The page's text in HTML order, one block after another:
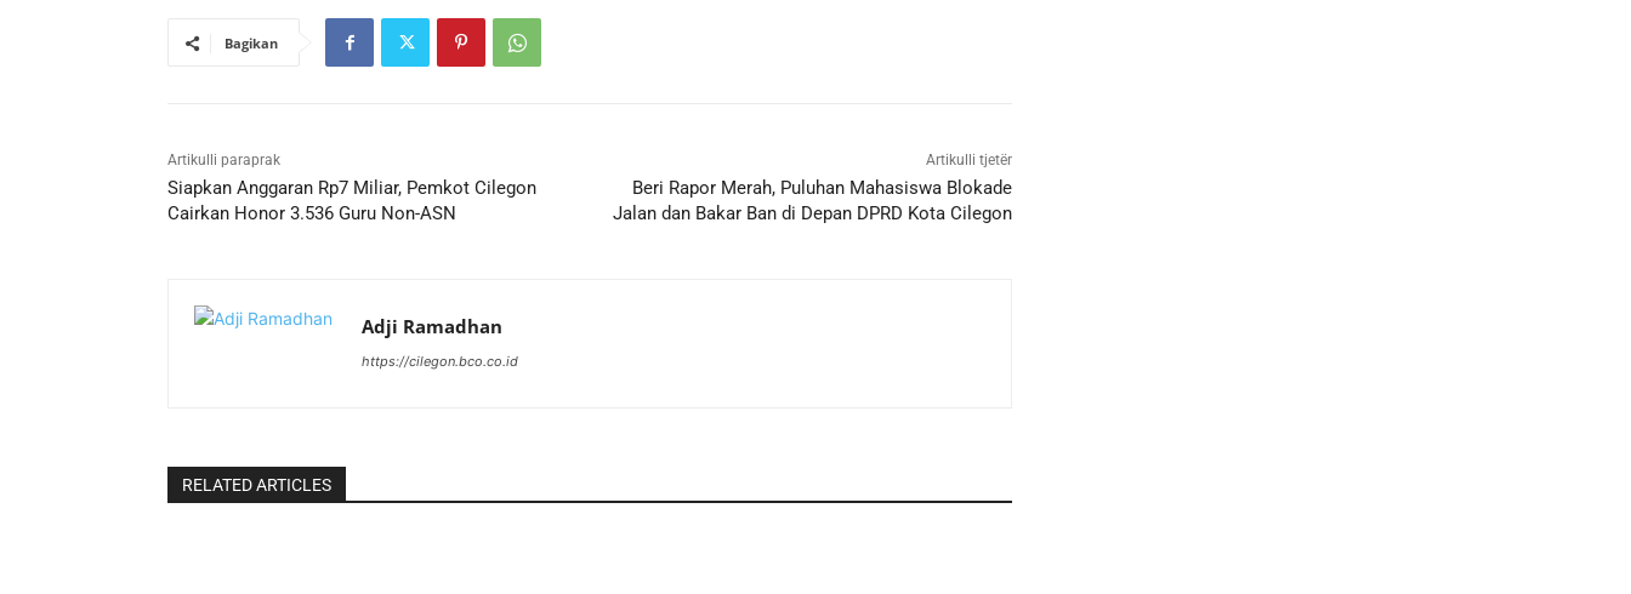
Bagikan
Artikulli paraprak
Siapkan Anggaran Rp7 Miliar, Pemkot Cilegon
Cairkan Honor 3.536 Guru Non-ASN
Artikulli tjetër
Beri Rapor Merah, Puluhan Mahasiswa Blokade
Jalan dan Bakar Ban di Depan DPRD Kota Cilegon
Adji Ramadhan
https://cilegon.bco.co.id
RELATED ARTICLES